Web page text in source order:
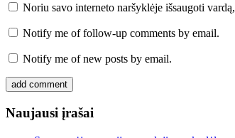
Noriu savo interneto naršyklėje išsaugoti
Notify me of follow-up comments by email.
Notify me of new posts by email.
Naujausi įrašai